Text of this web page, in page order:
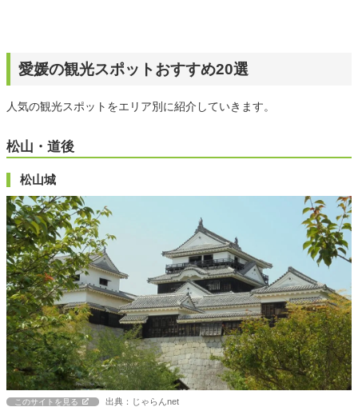
愛媛の観光スポットおすすめ20選
人気の観光スポットをエリア別に紹介していきます。
松山・道後
松山城
このサイトを見る 出典：じゃらんnet